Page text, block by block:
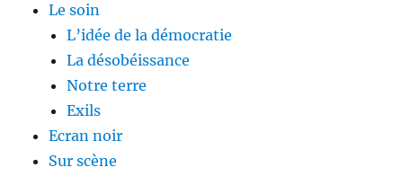
Le soin
L’idée de la démocratie
La désobéissance
Notre terre
Exils
Ecran noir
Sur scène